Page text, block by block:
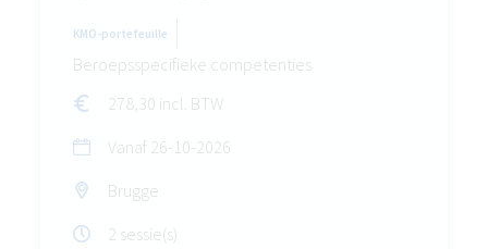
KMO-portefeuille
Beroepsspecifieke competenties
278,30 incl. BTW
Vanaf 26-10-2026
Brugge
2 sessie(s)